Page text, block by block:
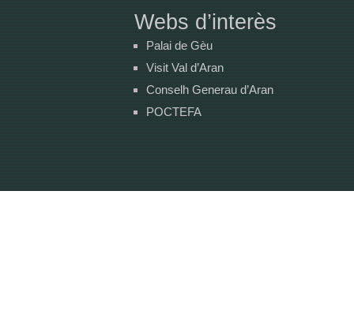
Webs d’interès
Palai de Gèu
Visit Val d’Aran
Conselh Generau d’Aran
POCTEFA